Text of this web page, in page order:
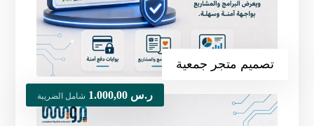
تصميم متجر جمعية
ر.س شامل الضريبة